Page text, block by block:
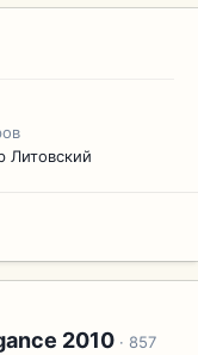
Литовский
2010 · 857